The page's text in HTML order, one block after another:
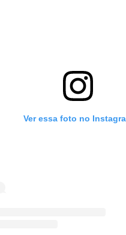
Ver essa foto no